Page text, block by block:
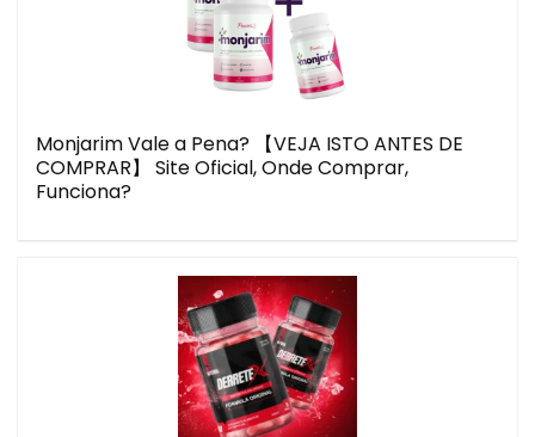
Monjarim Vale a Pena? 【VEJA ISTO ANTES DE
COMPRAR】 Site Oficial, Onde Comprar,
Funciona?